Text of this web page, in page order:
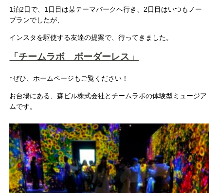
1泊2日で、1日目は某テーマパークへ行き、2日目はいつもノー
プランでしたが、
インスタを駆使する友達の提案で、行ってきました。
「チームラボ ボーダーレス」
↑ぜひ、ホームページもご覧ください！
お台場にある、森ビル株式会社とチームラボの体験型ミュージア
ムです。